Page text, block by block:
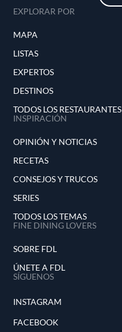
EXPLORAR POR
MAPA
LISTAS
EXPERTOS
DESTINOS
TODOS LOS RESTAURANTES
INSPIRACIÓN
OPINIÓN Y NOTICIAS
RECETAS
CONSEJOS Y TRUCOS
SERIES
TODOS LOS TEMAS
FINE DINING LOVERS
SOBRE FDL
ÚNETE A FDL
SÍGUENOS
INSTAGRAM
FACEBOOK